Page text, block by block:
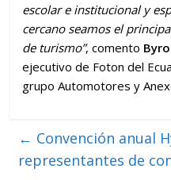
escolar e institucional y
cercano seamos el
de turismo”, comento
ejecutivo de Foton del
grupo Automotores y
← Convención anual
representantes de